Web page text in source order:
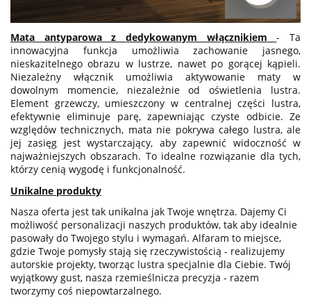
Mata antyparowa z dedykowanym włącznikiem
- Ta
innowacyjna funkcja umożliwia zachowanie jasnego,
nieskazitelnego obrazu w lustrze, nawet po gorącej kąpieli.
Niezależny włącznik umożliwia aktywowanie maty w
dowolnym momencie, niezależnie od oświetlenia lustra.
Element grzewczy, umieszczony w centralnej części lustra,
efektywnie eliminuje parę, zapewniając czyste odbicie. Ze
względów technicznych, mata nie pokrywa całego lustra, ale
jej zasięg jest wystarczający, aby zapewnić widoczność w
najważniejszych obszarach. To idealne rozwiązanie dla tych,
którzy cenią wygodę i funkcjonalność.
Unikalne produkty
Nasza oferta jest tak unikalna jak Twoje wnętrza. Dajemy Ci
możliwość personalizacji naszych produktów, tak aby idealnie
pasowały do Twojego stylu i wymagań. Alfaram to miejsce,
gdzie Twoje pomysły stają się rzeczywistością - realizujemy
autorskie projekty, tworząc lustra specjalnie dla Ciebie. Twój
wyjątkowy gust, nasza rzemieślnicza precyzja - razem
tworzymy coś niepowtarzalnego.